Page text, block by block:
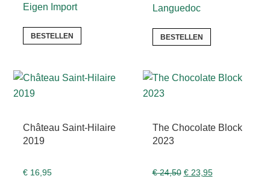
Eigen Import
BESTELLEN
Languedoc
BESTELLEN
Château Saint-Hilaire
2019
€ 16,95
The Chocolate Block
2023
€24,50 Oorspronkelijke
€23,95Huidige